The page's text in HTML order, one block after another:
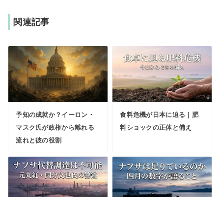
関連記事
予知の成就か？イーロン・
マスク氏が政権から離れる
流れと彼の役割
食料危機が日本に迫る｜肥
料ショックの正体と備え